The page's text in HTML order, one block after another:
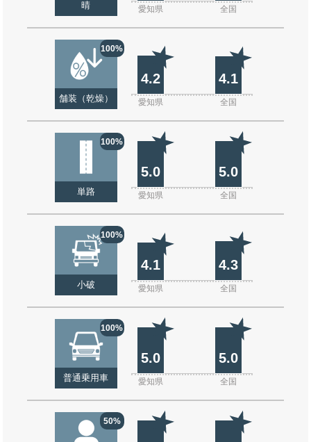
晴 愛知県 全国
100%
舗装（乾燥）
4.2 4.1
愛知県 全国
100%
単路
5.0 5.0
愛知県 全国
100%
小破
4.1 4.3
愛知県 全国
100%
普通乗用車
5.0 5.0
愛知県 全国
50%